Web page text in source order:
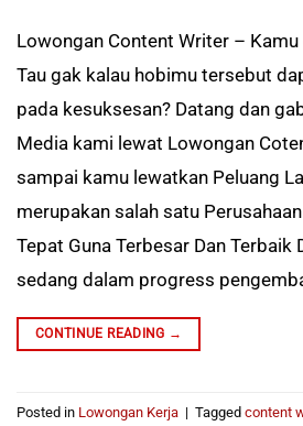
Lowongan Content Writer –
Tau gak kalau hobimu tersebut
pada kesuksesan? Datang dan
Media kami lewat Lowongan
sampai kamu lewatkan Peluang
merupakan salah satu
Tepat Guna Terbesar Dan Terbaik
sedang dalam progress
CONTINUE READING →
Posted in Lowongan Kerja | Tagged content